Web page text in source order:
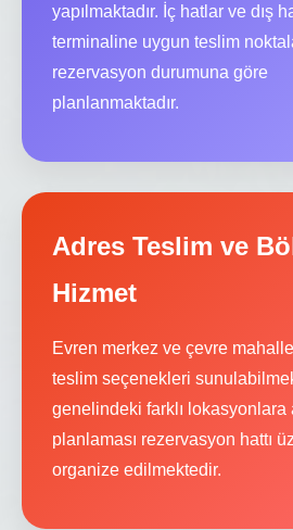
yapılmaktadır. İç hatlar ve dış
terminaline uygun teslim
rezervasyon durumuna göre
planlanmaktadır.
Adres Teslim ve
Hizmet
Evren merkez ve çevre
teslim seçenekleri
genelindeki farklı lokasyonlara
planlaması rezervasyon hattı
organize edilmektedir.